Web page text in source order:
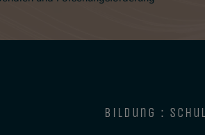
bildung :